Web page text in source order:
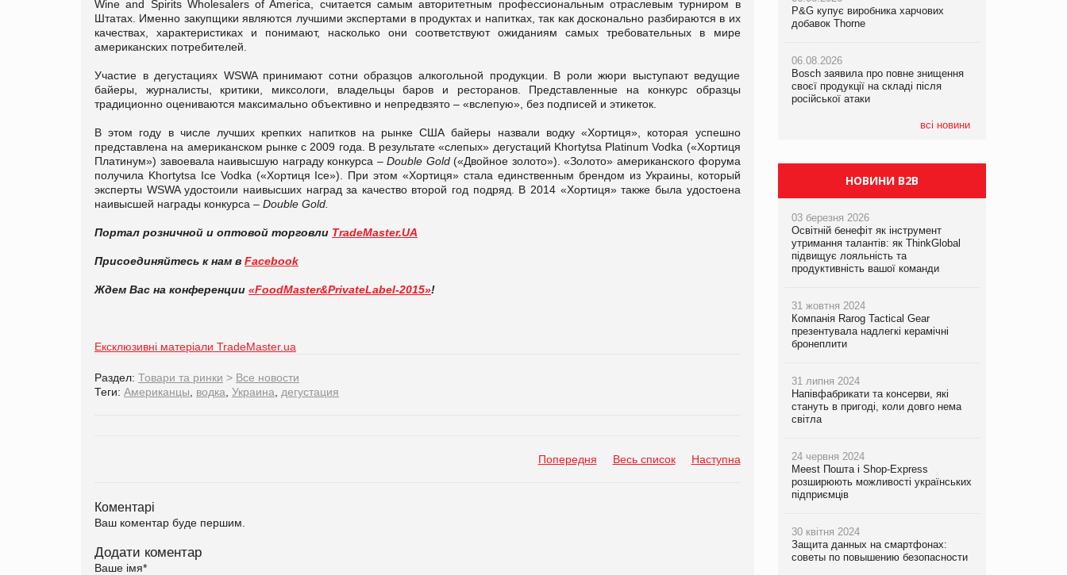
Wine and Spirits Wholesalers of America, считается самым авторитетным профессиональным отраслевым турниром в
Штатах. Именно закупщики являются лучшими экспертами в продуктах и напитках, так как досконально разбираются в их
качествах, характеристиках и понимают, насколько они соответствуют ожиданиям самых требовательных в мире
американских потребителей.
Участие в дегустациях WSWA принимают сотни образцов алкогольной продукции. В роли жюри выступают ведущие
байеры, журналисты, критики, миксологи, владельцы баров и ресторанов. Представленные на конкурс образцы
традиционно оцениваются максимально объективно и непредвзято – «вслепую», без подписей и этикеток.
В этом году в числе лучших крепких напитков на рынке США байеры назвали водку «Хортиця», которая успешно
представлена на американском рынке с 2009 года. В результате «слепых» дегустаций Khortytsa Platinum Vodka («Хортиця
Платинум») завоевала наивысшую награду конкурса –Double Gold(«Двойное золото»). «Золото» американского форума
получила Khortytsa Ice Vodka («Хортиця Ice»). При этом «Хортиця» стала единственным брендом из Украины, который
эксперты WSWA удостоили наивысших наград за качество второй год подряд. В 2014 «Хортиця» также была удостоена
наивысшей награды конкурса – Double Gold.
Портал розничной и оптовой торговли TradeMaster.UA
Присоединяйтесь к нам в Facebook
Ждем Вас на конференции «FoodMaster&PrivateLabel-2015»!
Ексклюзивні матеріали TradeMaster.ua
Раздел: Товари та ринки > Все новости
Теги: Американцы водка Украина дегустация
Попередня Весь список Наступна
Коментарі
Ваш коментар буде першим.
Додати коментар
Ваше імя*
P&G купує виробника харчових
добавок Thorne
06.08.2026
Bosch заявила про повне знищення
своєї продукції на складі після
російської атаки
всі новини
P&G купує виробника харчових
добавок Thorne
06.08.2026
Bosch заявила про повне знищення
своєї продукції на складі після
російської атаки
P&G купує виробника харчових
добавок Thorne
06.08.2026
Bosch заявила про повне знищення
своєї продукції на складі після
російської атаки
НОВИНИ B2B
03 березня 2026
Освітній бенефіт як інструмент
утримання талантів: як ThinkGlobal
підвищує лояльність та
продуктивність вашої команди
31 жовтня 2024
Компанія Rarog Tactical Gear
презентувала надлегкі керамічні
бронеплити
31 липня 2024
Напівфабрикати та консерви, які
стануть в пригоді, коли довго нема
світла
24 червня 2024
Meest Пошта і Shop-Express
розширюють можливості українських
підприємців
30 квітня 2024
Защита данных на смартфонах:
советы по повышению безопасности